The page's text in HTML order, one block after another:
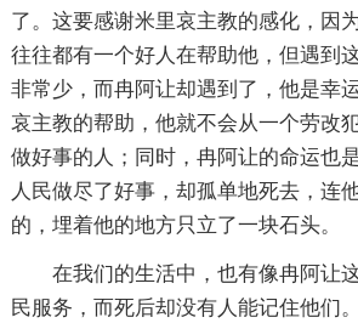
了。这要感谢米里哀主教的感化，因
往往都有一个好人在帮助他，但遇到
非常少，而冉阿让却遇到了，他是幸
哀主教的帮助，他就不会从一个劳改
做好事的人；同时，冉阿让的命运也
人民做尽了好事，却孤单地死去，连
的，埋着他的地方只立了一块石头。
在我们的生活中，也有像冉阿让
民服务，而死后却没有人能记住他们